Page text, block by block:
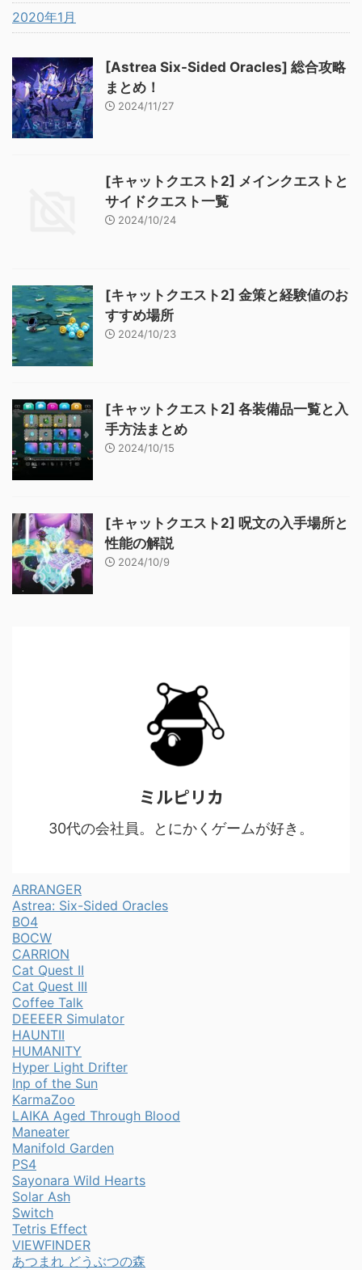
2020年1月
[Astrea Six-Sided Oracles] 総合攻略
まとめ！
2024/11/27
[キャットクエスト2] メインクエストと
サイドクエスト一覧
2024/10/24
[キャットクエスト2] 金策と経験値のお
すすめ場所
2024/10/23
[キャットクエスト2] 各装備品一覧と入
手方法まとめ
2024/10/15
[キャットクエスト2] 呪文の入手場所と
性能の解説
2024/10/9
ミルピリカ
30代の会社員。とにかくゲームが好き。
ARRANGER
Astrea: Six-Sided Oracles
BO4
BOCW
CARRION
Cat Quest II
Cat Quest III
Coffee Talk
DEEEER Simulator
HAUNTII
HUMANITY
Hyper Light Drifter
Inp of the Sun
KarmaZoo
LAIKA Aged Through Blood
Maneater
Manifold Garden
PS4
Sayonara Wild Hearts
Solar Ash
Switch
Tetris Effect
VIEWFINDER
あつまれ どうぶつの森